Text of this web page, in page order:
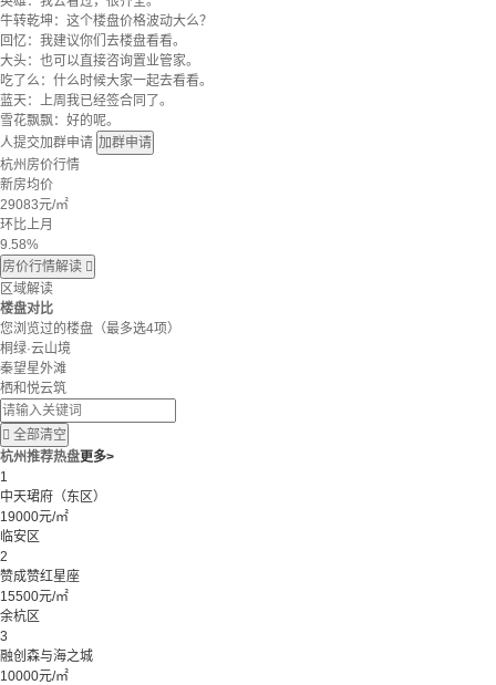
牛转乾坤：这个楼盘价格波动大么？
回忆：我建议你们去楼盘看看。
大头：也可以直接咨询置业管家。
吃了么：什么时候大家一起去看看。
蓝天：上周我已经签合同了。
雪花飘飘：好的呢。
人提交加群申请 加群申请
杭州房价行情
新房均价
29083元/㎡
环比上月
9.58%
房价行情解读 
区域解读
楼盘对比
您浏览过的楼盘 （最多选4项）
桐绿·云山境
秦望星外滩
栖和悦云筑
 全部清空
杭州推荐热盘更多>
1
中天珺府（东区）
19000元/㎡
临安区
2
赞成赞红星座
15500元/㎡
余杭区
3
融创森与海之城
10000元/㎡